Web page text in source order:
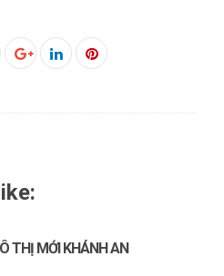
THỊ MỚI KHÁNH AN